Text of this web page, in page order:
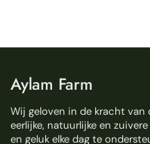
Aylam Farm
Wij geloven in de kracht van
eerlijke, natuurlijke en
en geluk elke dag te